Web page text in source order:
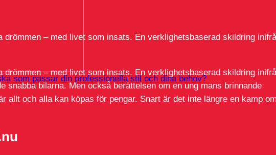
som passar din professionella stil och dina behov?
– med livet som insats. En verklighetsbaserad skildring
– med livet som insats. En verklighetsbaserad skildring
snabba bilarna. Men också berättelsen om en ung mans brinnande
allt och alla kan köpas för pengar. Snart är det inte längre en kamp